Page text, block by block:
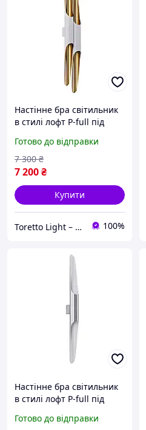
Настінне бра світильник
в стилі лофт P-full під
Готово до відправки
7 200₴
7 300 ₴
Купити
Toretto Light – Освітлення та електротовари 100%
Настінне бра світильник
в стилі лофт P-full під
Білий
Готово до відправки